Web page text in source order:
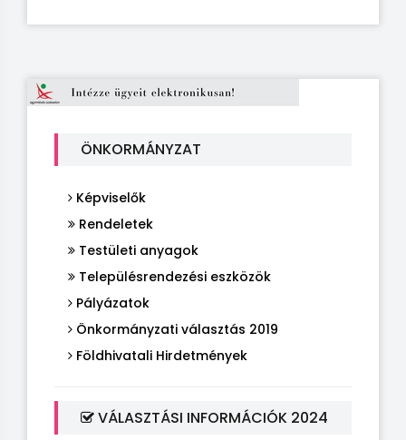
ÖNKORMÁNYZAT
Képviselők
Rendeletek
Testületi anyagok
Településrendezési eszközök
Pályázatok
Önkormányzati választás 2019
Földhivatali Hirdetmények
VÁLASZTÁSI INFORMÁCIÓK 2024